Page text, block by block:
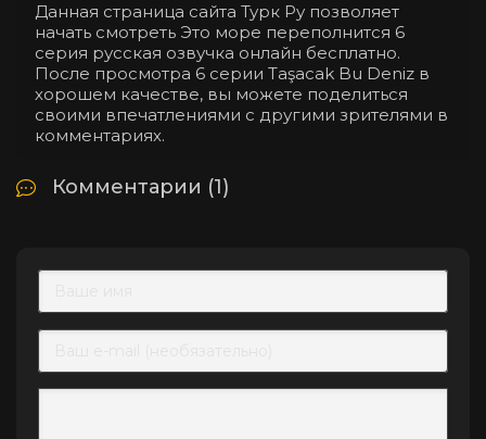
Данная страница сайта Турк Ру позволяет
начать смотреть Это море переполнится 6
серия русская озвучка онлайн бесплатно.
После просмотра 6 серии Taşacak Bu Deniz в
хорошем качестве, вы можете поделиться
своими впечатлениями с другими зрителями в
комментариях.
Комментарии (1)